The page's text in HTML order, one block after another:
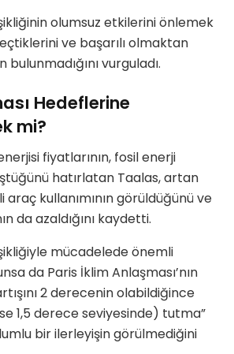
olumsuz etkilerini önlemek
ve başarılı olmaktan
vurguladı.
Hedeflerine
mi?
fiyatlarının, fosil enerji
hatırlatan Taalas, artan
kullanımının görüldüğünü ve
da azaldığını kaydetti.
mücadelede önemli
da Paris İklim Anlaşması’nın
2 derecenin olabildiğince
1,5 derece seviyesinde) tutma”
bir ilerleyişin görülmediğini